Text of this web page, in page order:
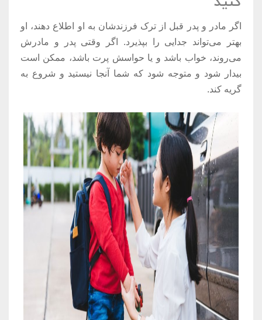
اگر مادر و پدر قبل از ترک فرزندشان به او اطلاع دهند، او
بهتر می‌تواند جدایی را بپذیرد. اگر وقتی پدر و مادرش
می‌روند، خواب باشد و یا حواسش پرت باشد، ممکن است
بیدار شود و متوجه شود که شما آنجا نیستید و شروع به
گریه کند.